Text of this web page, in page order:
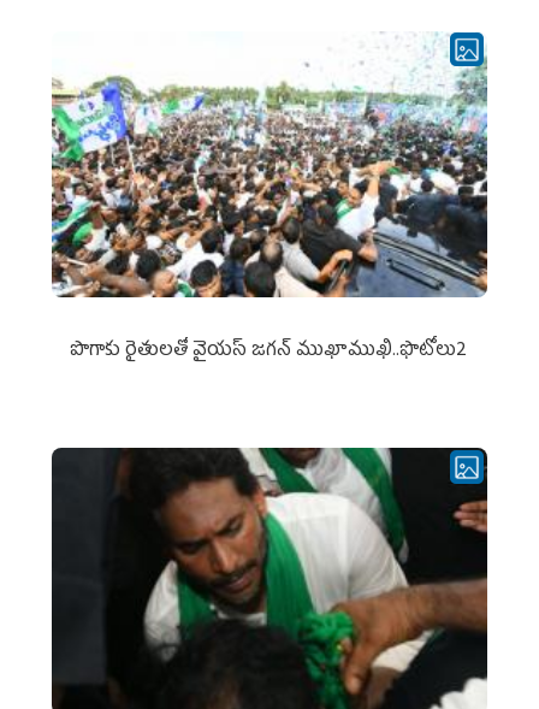
పొగాకు రైతుల‌తో వైయ‌స్ జ‌గ‌న్ ముఖాముఖి..ఫొటోలు2